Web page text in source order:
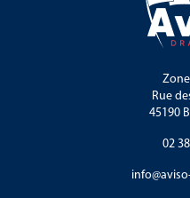
Rue
45190
02